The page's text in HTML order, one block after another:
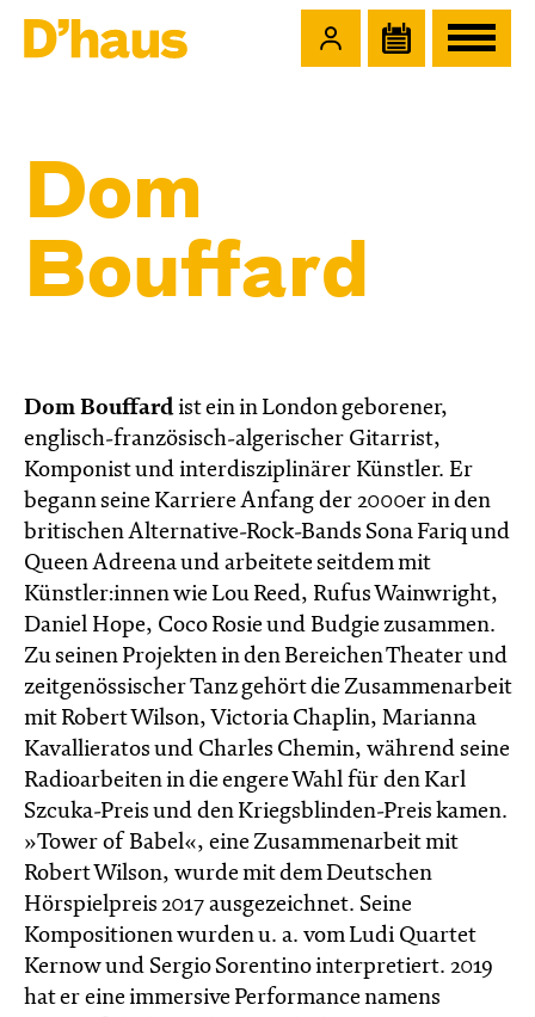
Dom
Bouffard
Dom Bouffardist ein in London geborener,
englisch-französisch-algerischer Gitarrist,
Komponist und interdisziplinärer Künstler. Er
begann seine Karriere Anfang der 2000er in den
britischen Alternative-Rock-Bands Sona Fariq und
Queen Adreena und arbeitete seitdem mit
Künstler:innen wie Lou Reed, Rufus Wainwright,
Daniel Hope, Coco Rosie und Budgie zusammen.
Zu seinen Projekten in den Bereichen Theater und
zeitgenössischer Tanz gehört die Zusammenarbeit
mit Robert Wilson, Victoria Chaplin, Marianna
Kavallieratos und Charles Chemin, während seine
Radioarbeiten in die engere Wahl für den Karl
Szcuka-Preis und den Kriegsblinden-Preis kamen.
»Tower of Babel«, eine Zusammenarbeit mit
Robert Wilson, wurde mit dem Deutschen
Hörspielpreis 2017 ausgezeichnet. Seine
Kompositionen wurden u. a. vom Ludi Quartet
Kernow und Sergio Sorentino interpretiert. 2019
hat er eine immersive Performance namens